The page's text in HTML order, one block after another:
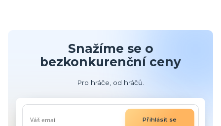
Snažíme se o
bezkonkurenční ceny
Pro hráče, od hráčů.
Přihlásit se